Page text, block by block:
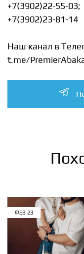
+7(3902)22-55-03;
+7(3902)23-81-14
Наш канал в
t.me/
ФЕВ 23